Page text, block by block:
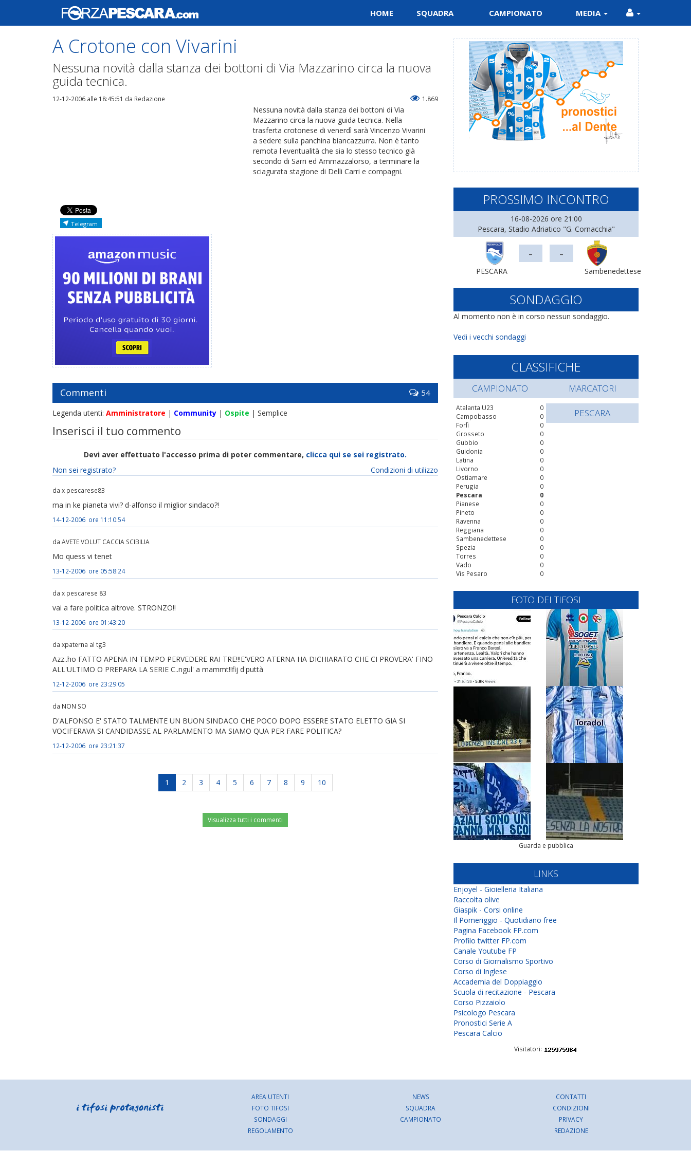
HOME SQUADRA CAMPIONATO MEDIA
A Crotone con Vivarini
Nessuna novità dalla stanza dei bottoni di Via Mazzarino circa la nuova
guida tecnica.
12-12-2006 alle 18:45:51 da Redazione 1.869
Nessuna novità dalla stanza dei bottoni di Via
Mazzarino circa la nuova guida tecnica. Nella
trasferta crotonese di venerdì sarà Vincenzo Vivarini
a sedere sulla panchina biancazzurra. Non è tanto
remota l'eventualità che sia lo stesso tecnico già
secondo di Sarri ed Ammazzalorso, a terminare la
sciagurata stagione di Delli Carri e compagni.
Telegram
Commenti 54
Legenda utenti: Amministratore | Community | Ospite | Semplice
Inserisci il tuo commento
Devi aver effettuato l'accesso prima di poter commentare, clicca qui se sei registrato.
Condizioni di utilizzo
Non sei registrato?
da x pescarese83
ma in ke pianeta vivi? d-alfonso il miglior sindaco?!
14-12-2006 ore 11:10:54
da AVETE VOLUT CACCIA SCIBILIA
Mo quess vi tenet
13-12-2006 ore 05:58:24
da x pescarese 83
vai a fare politica altrove. STRONZO!!
13-12-2006 ore 01:43:20
da xpaterna al tg3
Azz..ho FATTO APENA IN TEMPO PERVEDERE RAI TRE!!!E'VERO ATERNA HA DICHIARATO CHE CI PROVERA' FINO
ALL'ULTIMO O PREPARA LA SERIE C..ngul' a mammt!!fij d'puttà
12-12-2006 ore 23:29:05
da NON SO
D'ALFONSO E' STATO TALMENTE UN BUON SINDACO CHE POCO DOPO ESSERE STATO ELETTO GIA SI
VOCIFERAVA SI CANDIDASSE AL PARLAMENTO MA SIAMO QUA PER FARE POLITICA?
12-12-2006 ore 23:21:37
1 2 3 4 5 6 7 8 9 10
Visualizza tutti i commenti
PROSSIMO INCONTRO
16-08-2026 ore 21:00
Pescara, Stadio Adriatico "G. Cornacchia"
PESCARA
- -
Sambenedettese
SONDAGGIO
Al momento non è in corso nessun sondaggio.
Vedi i vecchi sondaggi
CLASSIFICHE
CAMPIONATO
0
Atalanta U23
0
Campobasso
0
Forlì
0
Grosseto
0
Gubbio
0
Guidonia
0
Latina
0
Livorno
0
Ostiamare
0
Perugia
0
Pescara
0
Pianese
0
Pineto
0
Ravenna
0
Reggiana
0
Sambenedettese
0
Spezia
0
Torres
0
Vado
0
Vis Pesaro
MARCATORI
PESCARA
FOTO DEI TIFOSI
Guarda e pubblica
LINKS
Enjoyel - Gioielleria Italiana
Raccolta olive
Giaspik - Corsi online
Il Pomeriggio - Quotidiano free
Pagina Facebook FP.com
Profilo twitter FP.com
Canale Youtube FP
Corso di Giornalismo Sportivo
Corso di Inglese
Accademia del Doppiaggio
Scuola di recitazione - Pescara
Corso Pizzaiolo
Psicologo Pescara
Pronostici Serie A
Pescara Calcio
Visitatori:
AREA UTENTI
FOTO TIFOSI
SONDAGGI
REGOLAMENTO
NEWS
SQUADRA
CAMPIONATO
CONTATTI
CONDIZIONI
PRIVACY
REDAZIONE